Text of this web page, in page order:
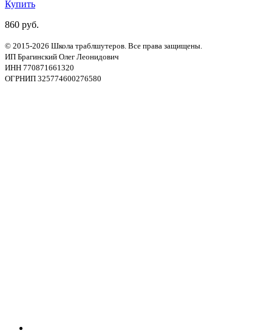
Купить
860 руб.
© 2015-2026 Школа траблшутеров. Все права защищены.
ИП Брагинский Олег Леонидович
ИНН 770871661320
ОГРНИП 325774600276580